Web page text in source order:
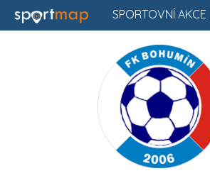
SPORTOVNÍ AKCE